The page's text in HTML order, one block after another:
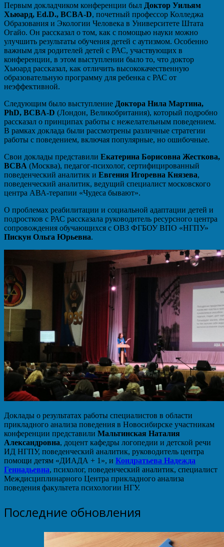
Первым докладчиком конференции был Доктор Уильям
Хьюард, Ed.D., BCBA-D, почетный профессор Колледжа
Образования и Экологии Человека в Университете Штата
Огайо. Он рассказал о том, как с помощью науки можно
улучшить результаты обучения детей с аутизмом. Особенно
важным для родителей детей с РАС, участвующих в
конференции, в этом выступлении было то, что доктор
Хьюард рассказал, как отличить высококачественную
образовательную программу для ребенка с РАС от
неэффективной.
Следующим было выступление Доктора Нила Мартина,
PhD, BCBA-D (Лондон, Великобритания), который подробно
рассказал о принципах работы с нежелательным поведением.
В рамках доклада были рассмотрены различные стратегии
работы с поведением, включая популярные, но ошибочные.
Свои доклады представили Екатерина Борисовна Жесткова,
BCBA (Москва), педагог-психолог, сертифицированный
поведенческий аналитик и Евгения Игоревна Князева,
поведенческий аналитик, ведущий специалист московского
центра АВА-терапии «Чудеса бывают».
О проблемах реабилитации и социальной адаптации детей и
подростков с РАС рассказала руководитель ресурсного центра
сопровождения обучающихся с ОВЗ ФГБОУ ВПО «НГПУ»
Пискун Ольга Юрьевна.
Доклады о результатах работы специалистов в области
прикладного анализа поведения в Новосибирске участникам
конференции представили Мальтинская Наталия
Александровна, доцент кафедры логопедии и детской речи
ИД НГПУ, поведенческий аналитик, руководитель центра
помощи детям «ДИАДА + 1», и Кондратьева Надежда
Геннадьевна, психолог, поведенческий аналитик, специалист
Междисциплинарного Центра прикладного анализа
поведения факультета психологии НГУ.
Последние обновления